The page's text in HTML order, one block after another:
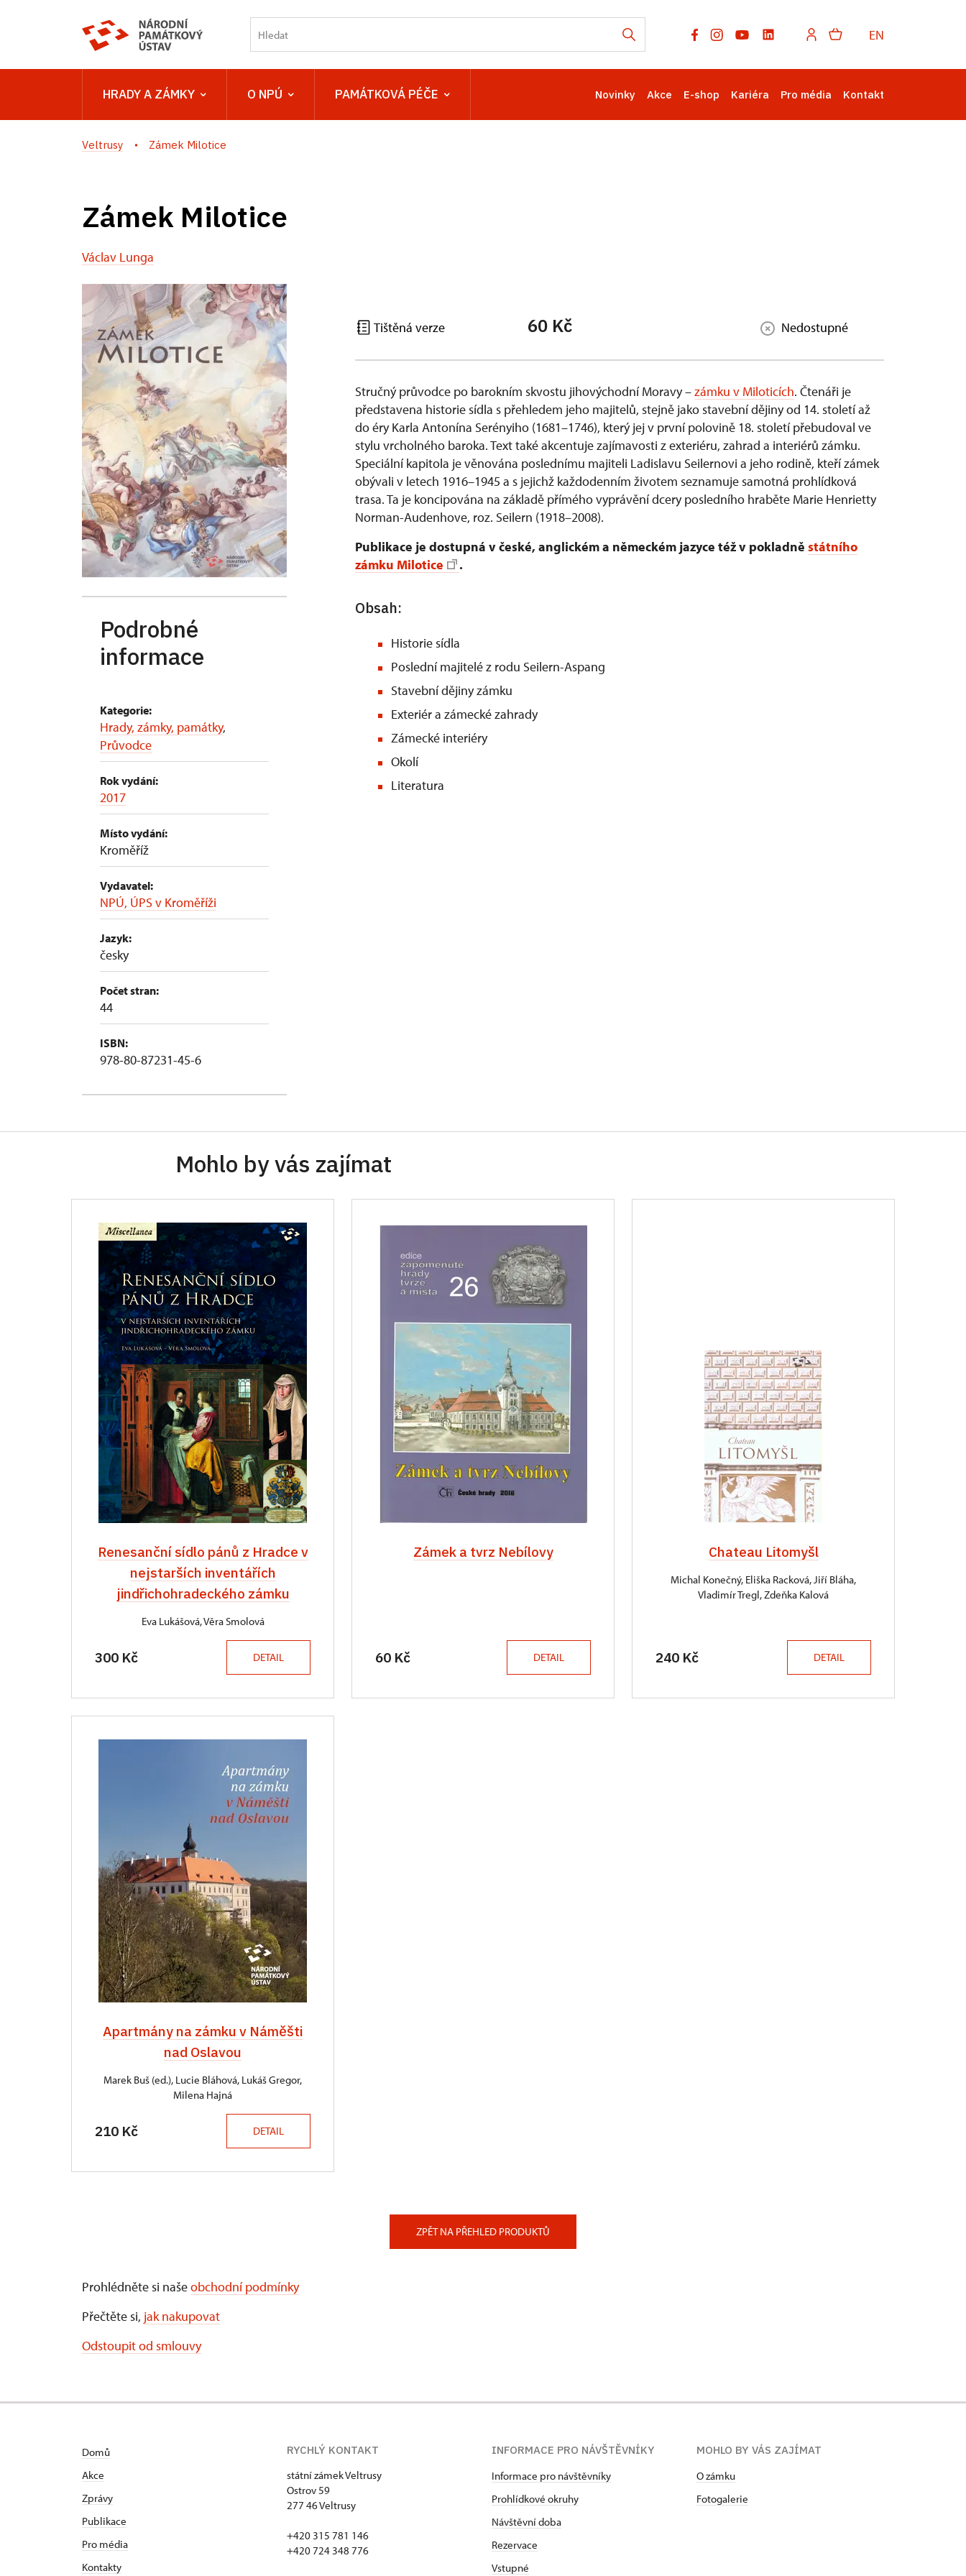
EN
HRADY A ZÁMKY O NPÚ PAMÁTKOVÁ PÉČE Novinky Akce E-shop Kariéra Pro média Kontakt
Veltrusy Zámek Milotice
Zámek Milotice
Václav Lunga
Podrobné
informace
Kategorie:
Hrady, zámky, památky,
Průvodce
Rok vydání:
2017
Místo vydání:
Kroměříž
Vydavatel:
NPÚ, ÚPS v Kroměříži
Jazyk:
česky
Počet stran:
44
ISBN:
978-80-87231-45-6
Tištěná verze 60 Kč Nedostupné
Stručný průvodce po barokním skvostu jihovýchodní Moravy –zámku v Miloticích. Čtenáři je
představena historie sídla s přehledem jeho majitelů, stejně jako stavební dějiny od 14. století až
do éry Karla Antonína Serényiho (1681–1746), který jej v první polovině 18. století přebudoval ve
stylu vrcholného baroka. Text také akcentuje zajímavosti z exteriéru, zahrad a interiérů zámku.
Speciální kapitola je věnována poslednímu majiteli Ladislavu Seilernovi a jeho rodině, kteří zámek
obývali v letech 1916–1945 a s jejichž každodenním životem seznamuje samotná prohlídková
trasa. Ta je koncipována na základě přímého vyprávění dcery posledního hraběte Marie Henrietty
Norman-Audenhove, roz. Seilern (1918–2008).
Publikace je dostupná v české, anglickém a německém jazyce též v pokladně státního
zámku Milotice
.
Obsah:
Historie sídla
Poslední majitelé z rodu Seilern-Aspang
Stavební dějiny zámku
Exteriér a zámecké zahrady
Zámecké interiéry
Okolí
Literatura
Mohlo by vás zajímat
Renesanční sídlo pánů z Hradce v
nejstarších inventářích
jindřichohradeckého zámku
Eva Lukášová, Věra Smolová
300 Kč DETAIL
Zámek a tvrz Nebílovy
60 Kč DETAIL
Chateau Litomyšl
Michal Konečný, Eliška Racková, Jiří Bláha,
Vladimír Tregl, Zdeňka Kalová
240 Kč DETAIL
Apartmány na zámku v Náměšti
nad Oslavou
Marek Buš (ed.), Lucie Bláhová, Lukáš Gregor,
Milena Hajná
210 Kč DETAIL
ZPĚT NA PŘEHLED PRODUKTŮ
Prohlédněte si našeobchodní podmínky
Přečtěte si, jak nakupovat
Odstoupit od smlouvy
Domů
Akce
Zprávy
Publikace
Pro média
Kontakty
RYCHLÝ KONTAKT
státní zámek Veltrusy
Ostrov 59
277 46 Veltrusy
+420 315 781 146
+420 724 348 776
INFORMACE PRO NÁVŠTĚVNÍKY
Informace pro návštěvníky
Prohlídkové okruhy
Návštěvní doba
Rezervace
Vstupné
MOHLO BY VÁS ZAJÍMAT
O zámku
Fotogalerie